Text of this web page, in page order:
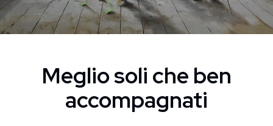
Meglio soli che ben
accompagnati